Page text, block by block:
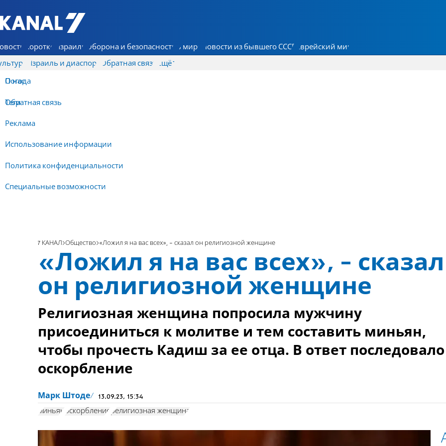
7 КАНАЛ - Аруц Шева
Коротко Израиль Оборона и безопасность В мире Новости из бывшего СССР Еврейский мир
Израиль и диаспора Обратная связь
О нас
Обратная связь
Реклама
Использование информации
Политика конфиденциальности
Специальные возможности
Ещё
Погода
Теги
7 КАНАЛ Общество «Ложил я на вас всех», - сказал он религиозной женщине
«Ложил я на вас всех», - сказал
он религиозной женщине
Религиозная женщина попросила мужчину
присоединиться к молитве и тем составить миньян,
чтобы прочесть Кадиш за ее отца. В ответ последовало
оскорбление
Марк Штоде 13.09.23, 15:34
миньян оскорбление религиозная женщина